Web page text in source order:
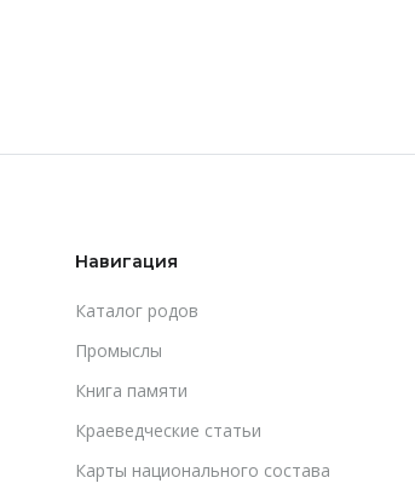
Навигация
Каталог родов
Промыслы
Книга памяти
Краеведческие статьи
Карты национального состава